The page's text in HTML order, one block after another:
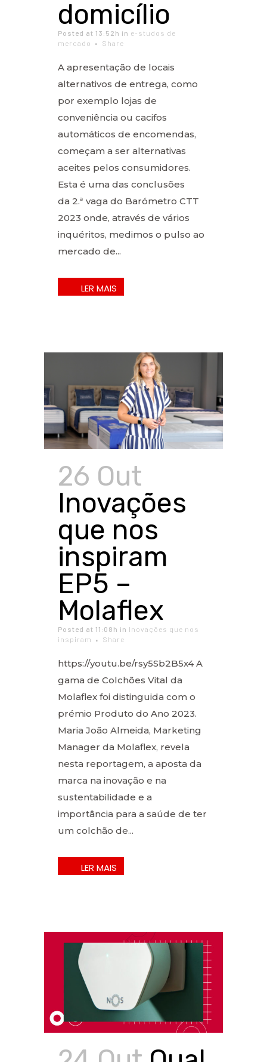
domicílio
Posted at 13:52h in e-studos de
mercado
Share
A apresentação de locais
alternativos de entrega, como
por exemplo lojas de
conveniência ou cacifos
automáticos de encomendas,
começam a ser alternativas
aceites pelos consumidores.
Esta é uma das conclusões
da 2.ª vaga do Barómetro CTT
2023 onde, através de vários
inquéritos, medimos o pulso ao
mercado de...
26 Out
Inovações
que nos
inspiram
EP5 –
Molaflex
Posted at 11:08h in Inovações que nos
inspiram
Share
https://youtu.be/rsy5Sb2B5x4 A
gama de Colchões Vital da
Molaflex foi distinguida com o
prémio Produto do Ano 2023.
Maria João Almeida, Marketing
Manager da Molaflex, revela
nesta reportagem, a aposta da
marca na inovação e na
sustentabilidade e a
importância para a saúde de ter
um colchão de...